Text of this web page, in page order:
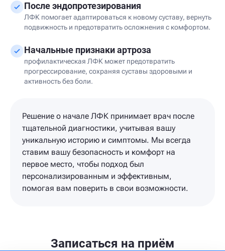
После эндопротезирования
ЛФК помогает адаптироваться к новому суставу, вернуть
подвижность и предотвратить осложнения с комфортом.
Начальные признаки артроза
профилактическая ЛФК может предотвратить
прогрессирование, сохраняя суставы здоровыми и
активность без боли.
Решение о начале ЛФК принимает врач после
тщательной диагностики, учитывая вашу
уникальную историю и симптомы. Мы всегда
ставим вашу безопасность и комфорт на
первое место, чтобы подход был
персонализированным и эффективным,
помогая вам поверить в свои возможности.
Записаться на приём